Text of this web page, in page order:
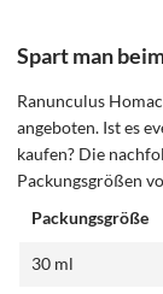
Spart man
Ranunculus
angeboten. Ist es
kaufen? Die
Packungsgrößen
Packungsgröße
30 ml